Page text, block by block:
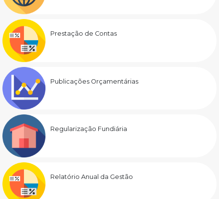
Prestação de Contas
Publicações Orçamentárias
Regularização Fundiária
Relatório Anual da Gestão